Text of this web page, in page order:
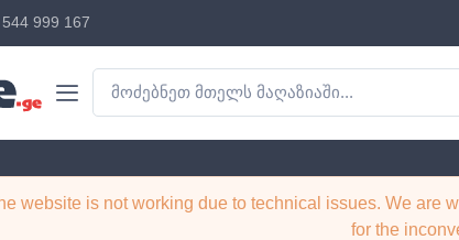
website is not working due to technical issues. We are
for the
999 167
ლაქი No388